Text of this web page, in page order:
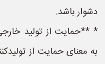
دشوار باشد.
* **حمایت از تولید
به معنای حمایت از